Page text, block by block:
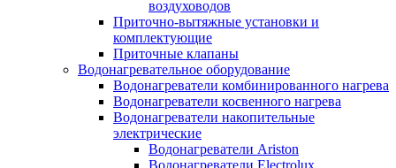
воздуховодов
Приточно-вытяжные установки и
комплектующие
Приточные клапаны
Водонагревательное оборудование
Водонагреватели комбинированного нагрева
Водонагреватели косвенного нагрева
Водонагреватели накопительные
электрические
Водонагреватели Ariston